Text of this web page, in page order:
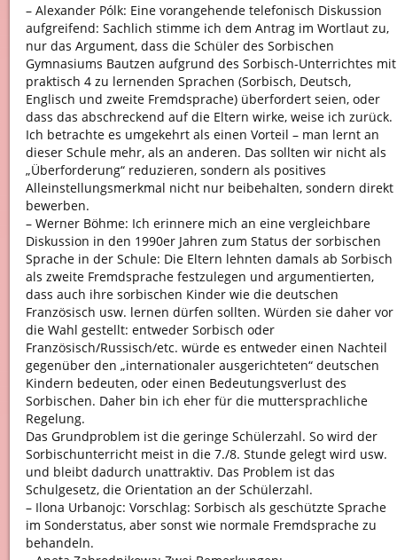
– Alexander Pólk: Eine vorangehende telefonisch Diskussion
aufgreifend: Sachlich stimme ich dem Antrag im Wortlaut zu,
nur das Argument, dass die Schüler des Sorbischen
Gymnasiums Bautzen aufgrund des Sorbisch-Unterrichtes mit
praktisch 4 zu lernenden Sprachen (Sorbisch, Deutsch,
Englisch und zweite Fremdsprache) überfordert seien, oder
dass das abschreckend auf die Eltern wirke, weise ich zurück.
Ich betrachte es umgekehrt als einen Vorteil – man lernt an
dieser Schule mehr, als an anderen. Das sollten wir nicht als
„Überforderung“ reduzieren, sondern als positives
Alleinstellungsmerkmal nicht nur beibehalten, sondern direkt
bewerben.
– Werner Böhme: Ich erinnere mich an eine vergleichbare
Diskussion in den 1990er Jahren zum Status der sorbischen
Sprache in der Schule: Die Eltern lehnten damals ab Sorbisch
als zweite Fremdsprache festzulegen und argumentierten,
dass auch ihre sorbischen Kinder wie die deutschen
Französisch usw. lernen dürfen sollten. Würden sie daher vor
die Wahl gestellt: entweder Sorbisch oder
Französisch/Russisch/etc. würde es entweder einen Nachteil
gegenüber den „internationaler ausgerichteten“ deutschen
Kindern bedeuten, oder einen Bedeutungsverlust des
Sorbischen. Daher bin ich eher für die muttersprachliche
Regelung.
Das Grundproblem ist die geringe Schülerzahl. So wird der
Sorbischunterricht meist in die 7./8. Stunde gelegt wird usw.
und bleibt dadurch unattraktiv. Das Problem ist das
Schulgesetz, die Orientation an der Schülerzahl.
– Ilona Urbanojc: Vorschlag: Sorbisch als geschützte Sprache
im Sonderstatus, aber sonst wie normale Fremdsprache zu
behandeln.